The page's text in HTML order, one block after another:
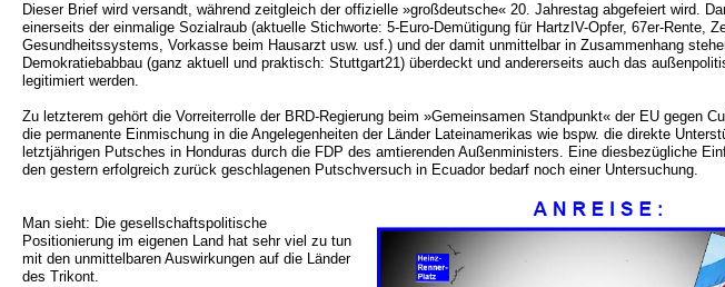
Dieser Brief wird versandt, während zeitgleich der offizielle »großdeutsche« 20. Jahrestag abgefeiert wird.
einerseits der einmalige Sozialraub (aktuelle Stichworte: 5-Euro-Demütigung für HartzIV-Opfer, 67er-Rente,
Gesundheitssystems, Vorkasse beim Hausarzt usw. usf.) und der damit unmittelbar in Zusammenhang
Demokratiebabbau (ganz aktuell und praktisch: Stuttgart21) überdeckt und andererseits auch das
legitimiert werden.
Zu letzterem gehört die Vorreiterrolle der BRD-Regierung beim »Gemeinsamen Standpunkt« der EU gegen
die permanente Einmischung in die Angelegenheiten der Länder Lateinamerikas wie bspw. die direkte
letztjährigen Putsches in Honduras durch die FDP des amtierenden Außenministers. Eine diesbezügliche
den gestern erfolgreich zurück geschlagenen Putschversuch in Ecuador bedarf noch einer Untersuchung.
Man sieht: Die gesellschaftspolitische
Positionierung im eigenen Land hat sehr viel zu tun
mit den unmittelbaren Auswirkungen auf die Länder
des Trikont.